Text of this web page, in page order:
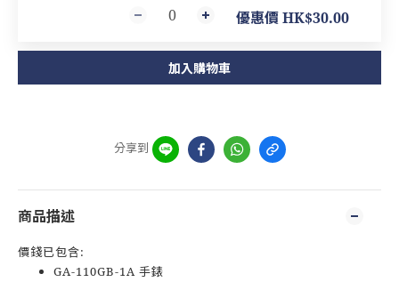
優惠價 HK$30.00
加入購物車
分享到
商品描述
價錢已包含:
GA-110GB-1A 手錶